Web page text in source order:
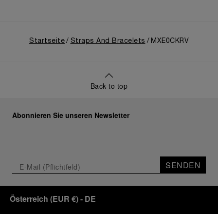
Startseite Straps And Bracelets MXE0CKRV
Back to top
Abonnieren Sie unseren Newsletter
SENDEN
Österreich (EUR €)- DE